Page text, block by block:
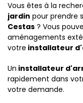
Vous êtes à la
jardin pour prendre
Cestas ? Vous
aménagements
votre installateur
Un installateur
rapidement dans
votre demande.